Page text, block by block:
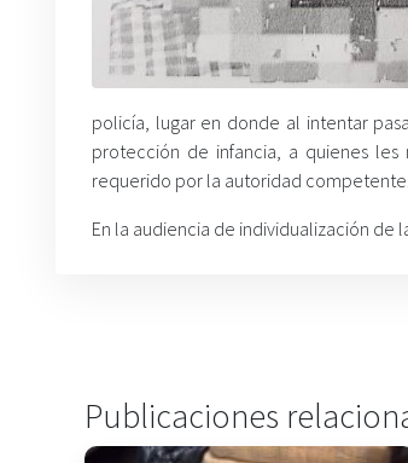
policía, lugar en donde al intentar
protección de infancia, a quienes
requerido por la autoridad competente.
En la audiencia de individualización de
Publicaciones